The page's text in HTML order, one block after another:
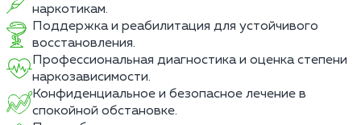
наркотикам.
Поддержка и реабилитация для устойчивого
восстановления.
Профессиональная диагностика и оценка степени
наркозависимости.
Конфиденциальное и безопасное лечение в
спокойной обстановке.